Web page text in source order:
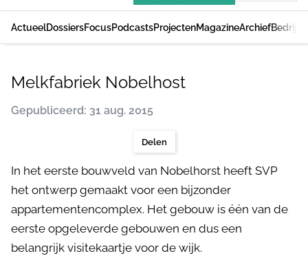
ActueelDossiersFocusPodcastsProjectenMagazineArchief
Melkfabriek Nobelhost
Gepubliceerd: 31 aug. 2015
Delen
In het eerste bouwveld van Nobelhorst heeft SVP
het ontwerp gemaakt voor een bijzonder
appartementencomplex. Het gebouw is één van de
eerste opgeleverde gebouwen en dus een
belangrijk visitekaartje voor de wijk.